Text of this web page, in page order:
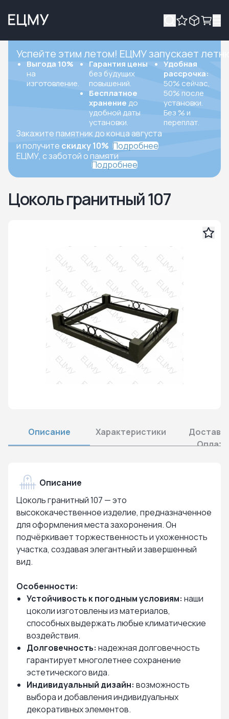
Успейте этим летом! ЕЦМУ запускает
Выгода 10%
на
изготовление.
Гарантия цены
без будущих
повышений.
Бесплатное
хранение до
удобной даты
установки.
Удобная
рассрочка:
50% сейчас,
50% после
установки.
Без % и
переплат.
Закажите памятник до конца августа
и получите скидку 10% Подробнее
ЕЦМУ, с заботой о памяти
Подробнее
Цоколь гранитный 107
Описание Характеристики
Оплата
Описание
Цоколь гранитный 107 — это
высококачественное изделие, предназначенное
для оформления места захоронения. Он
подчёркивает торжественность и ухоженность
участка, создавая элегантный и завершенный
вид.
Особенности:
Устойчивость к погодным условиям: наши
цоколи изготовлены из материалов,
способных выдержать любые климатические
воздействия.
Долговечность: надежная долговечность
гарантирует многолетнее сохранение
эстетического вида.
Индивидуальный дизайн: возможность
выбора и добавления индивидуальных
декоративных элементов.